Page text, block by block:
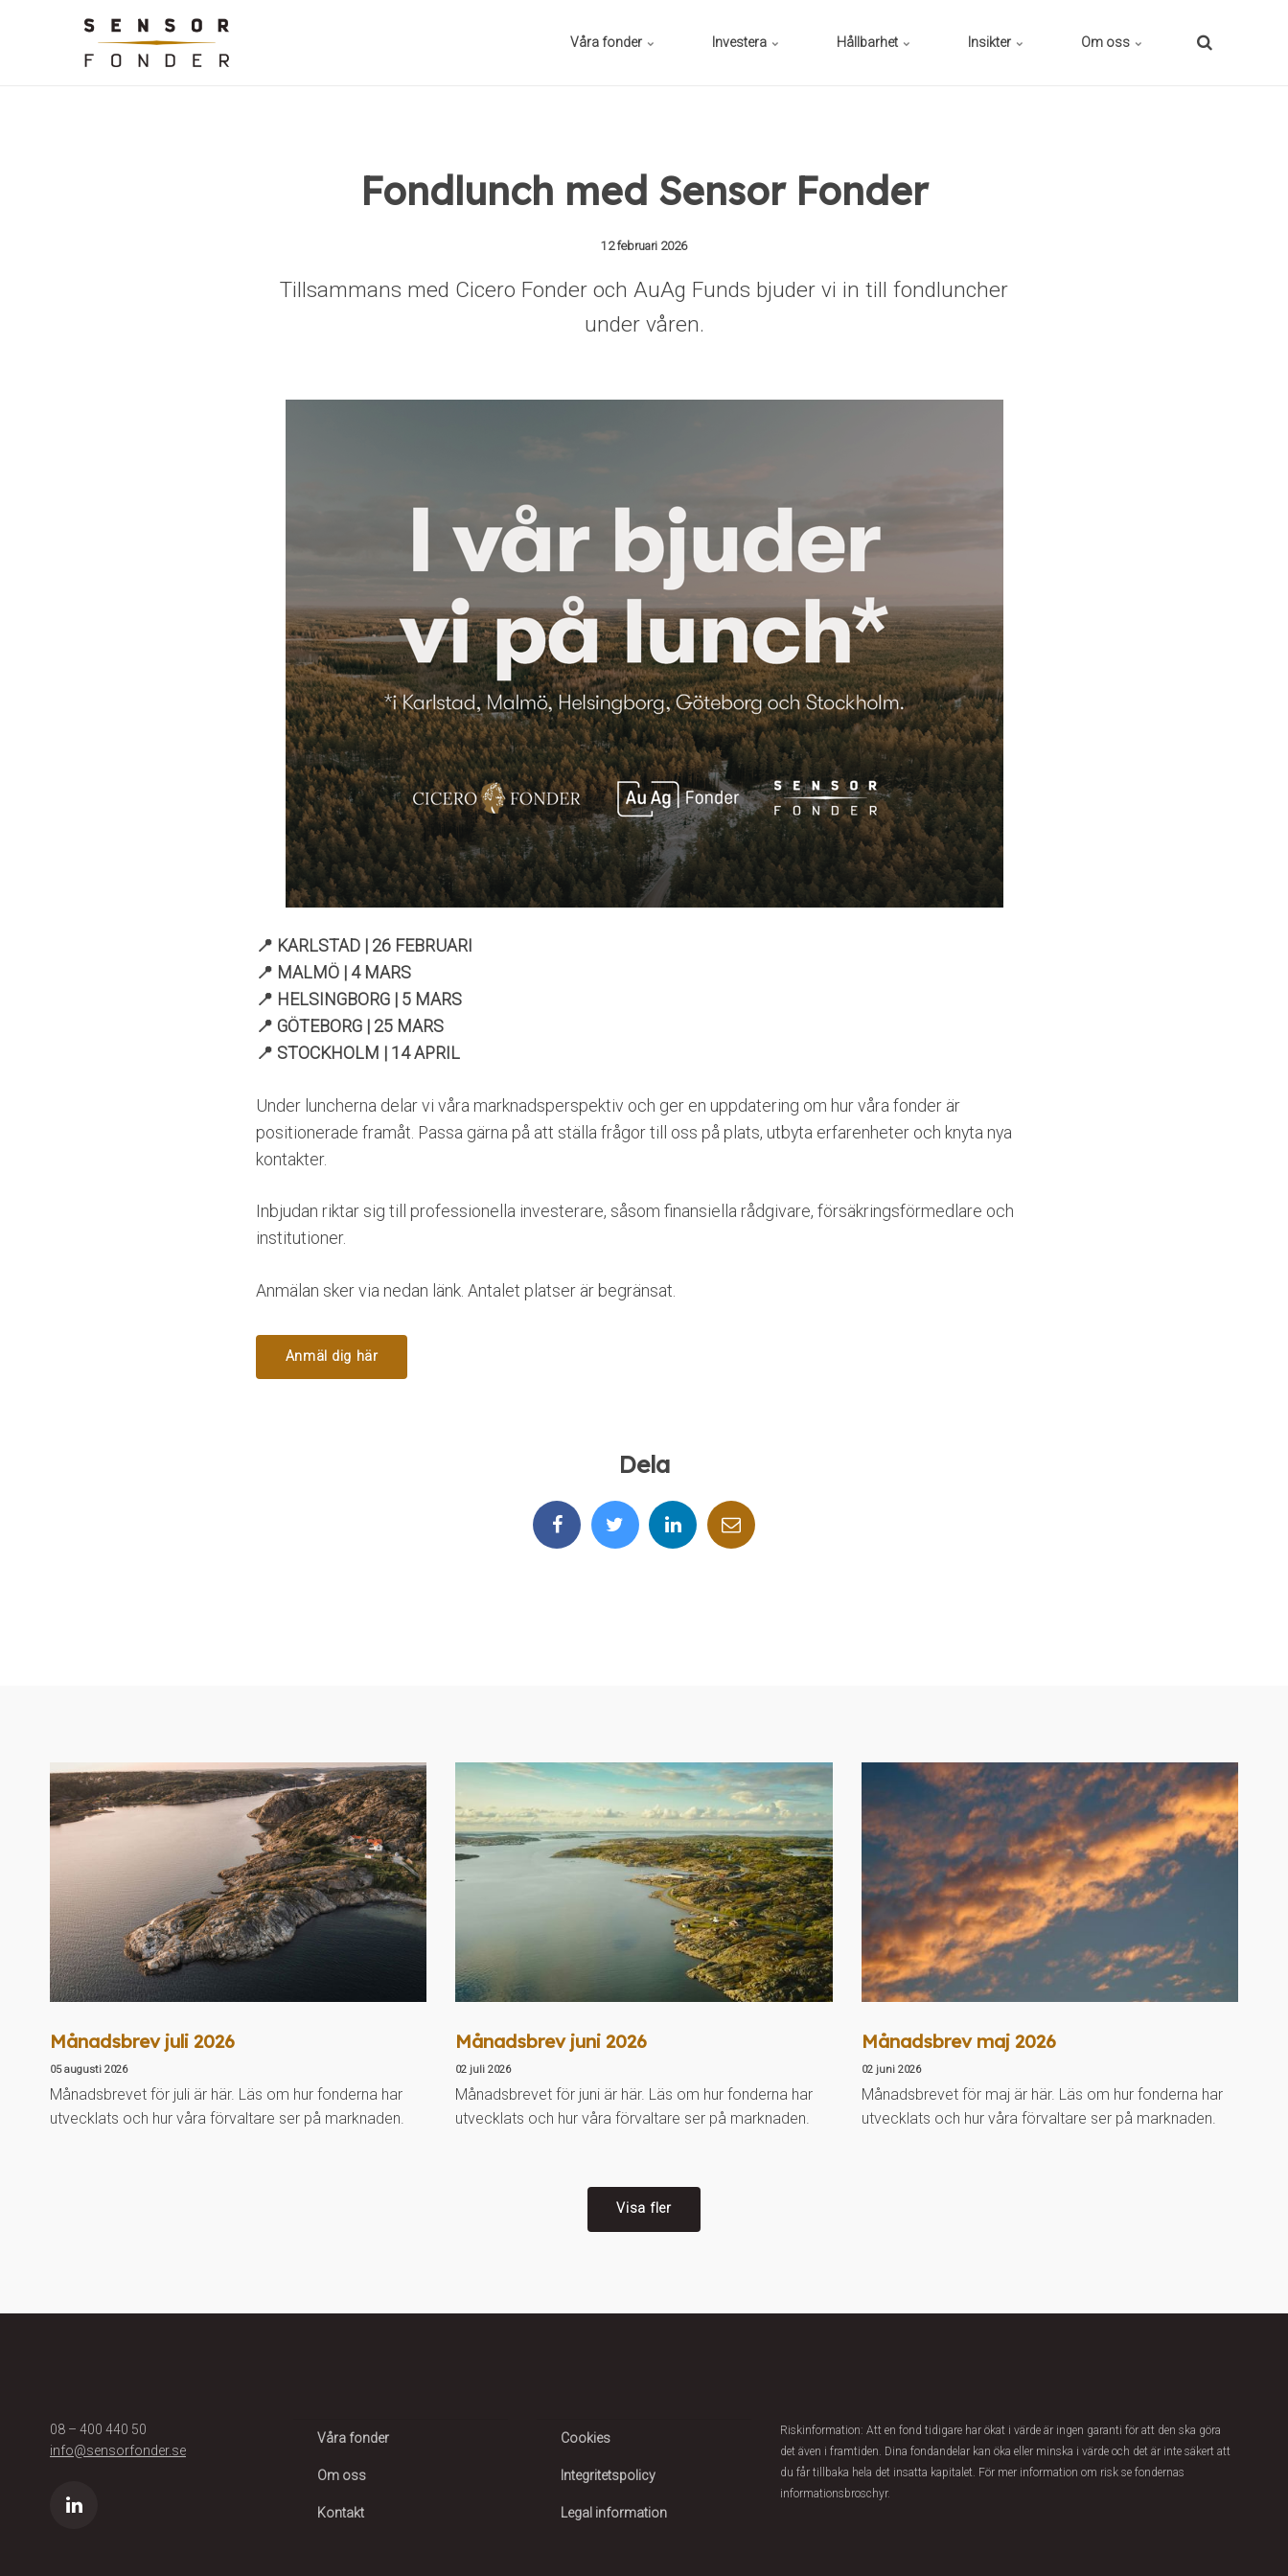
Våra fonder Investera Hållbarhet Insikter Om oss
Fondlunch med Sensor Fonder
12 februari 2026
Tillsammans med Cicero Fonder och AuAg Funds bjuder vi in till fondluncher
under våren.
📍 KARLSTAD | 26 FEBRUARI
📍 MALMÖ | 4 MARS
📍 HELSINGBORG | 5 MARS
📍 GÖTEBORG | 25 MARS
📍 STOCKHOLM | 14 APRIL
Under luncherna delar vi våra marknadsperspektiv och ger en uppdatering om hur våra fonder är
positionerade framåt. Passa gärna på att ställa frågor till oss på plats, utbyta erfarenheter och knyta nya
kontakter.
Inbjudan riktar sig till professionella investerare, såsom finansiella rådgivare, försäkringsförmedlare och
institutioner.
Anmälan sker via nedan länk. Antalet platser är begränsat.
Anmäl dig här
Dela
Månadsbrev juli 2026
05 augusti 2026
Månadsbrevet för juli är här. Läs om hur fonderna har
utvecklats och hur våra förvaltare ser på marknaden.
Månadsbrev juni 2026
02 juli 2026
Månadsbrevet för juni är här. Läs om hur fonderna har
utvecklats och hur våra förvaltare ser på marknaden.
Månadsbrev maj 2026
02 juni 2026
Månadsbrevet för maj är här. Läs om hur fonderna har
utvecklats och hur våra förvaltare ser på marknaden.
Visa fler
08 – 400 440 50
info@sensorfonder.se
Våra fonder
Om oss
Kontakt
Cookies
Integritetspolicy
Legal information
Riskinformation: Att en fond tidigare har ökat i värde är ingen garanti för att den ska göra
det även i framtiden. Dina fondandelar kan öka eller minska i värde och det är inte säkert att
du får tillbaka hela det insatta kapitalet. För mer information om risk se fondernas
informationsbroschyr.